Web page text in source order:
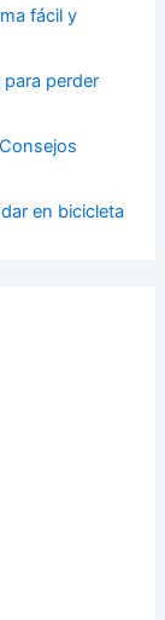
fácil y
perder
en bicicleta